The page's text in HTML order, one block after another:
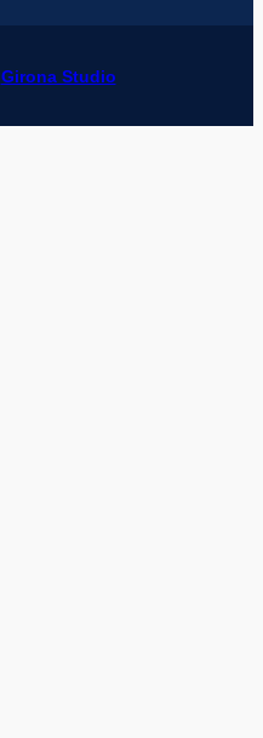
Girona Studio